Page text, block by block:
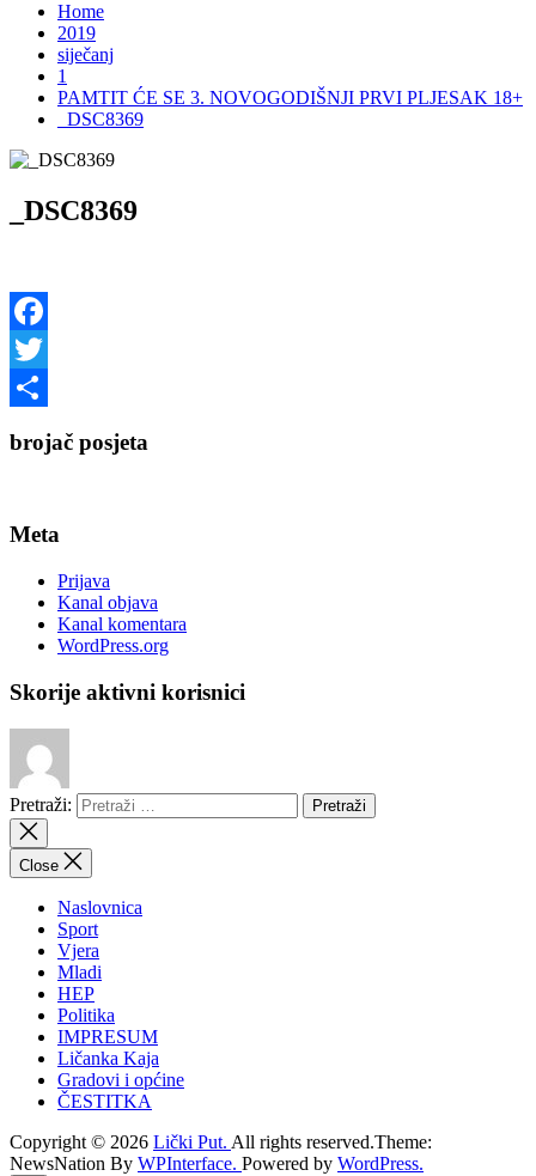
Home
2019
siječanj
1
PAMTIT ĆE SE 3. NOVOGODIŠNJI PRVI PLJESAK 18+
_DSC8369
_DSC8369
Facebook
Twitter
brojač posjeta
Meta
Prijava
Kanal objava
Kanal komentara
WordPress.org
Skorije aktivni korisnici
Pretraži:
Close
Naslovnica
Sport
Vjera
Mladi
HEP
Politika
IMPRESUM
Ličanka Kaja
Gradovi i općine
ČESTITKA
Copyright © 2026 Lički Put. All rights reserved.Theme:
NewsNation By WPInterface. Powered by WordPress.